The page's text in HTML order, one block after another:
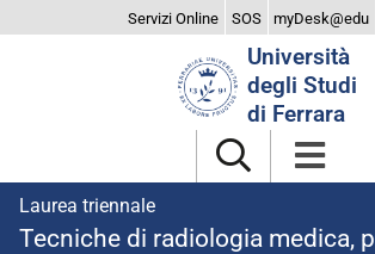
Servizi Online SOS myDesk@edu
Università
degli Studi
di Ferrara
Laurea triennale
Tecniche di radiologia medica,